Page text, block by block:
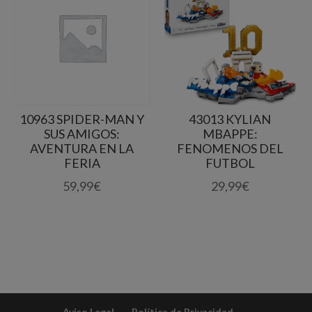
10963 SPIDER-MAN Y
SUS AMIGOS:
AVENTURA EN LA
FERIA
59,99€
43013 KYLIAN
MBAPPE:
FENOMENOS DEL
FUTBOL
29,99€